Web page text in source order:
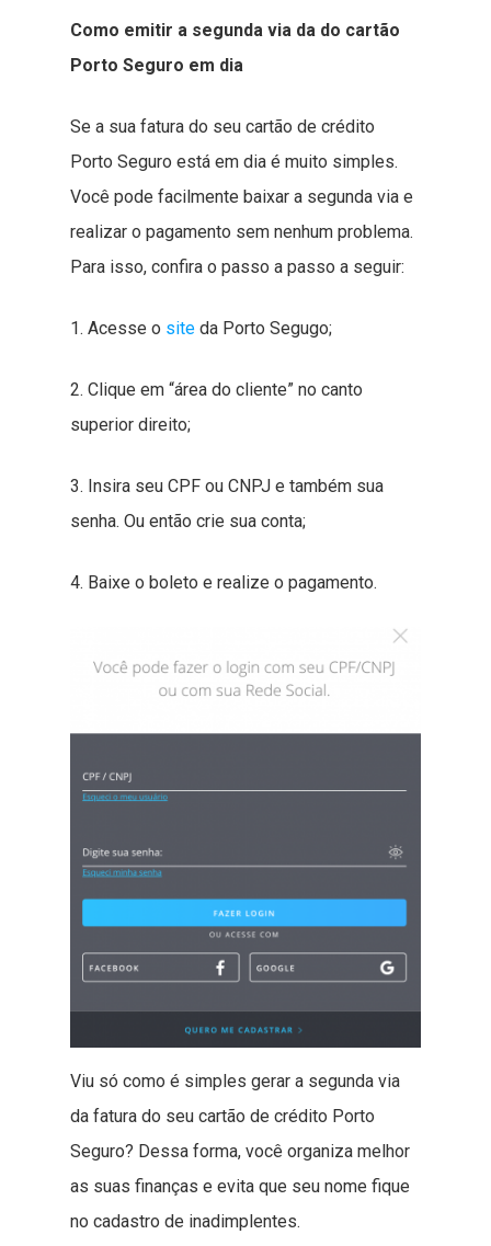
Como emitir a segunda via da do cartão
Porto Seguro em dia
Se a sua fatura do seu cartão de crédito
Porto Seguro está em dia é muito simples.
Você pode facilmente baixar a segunda via e
realizar o pagamento sem nenhum problema.
Para isso, confira o passo a passo a seguir:
1. Acesse o site da Porto Segugo;
2. Clique em “área do cliente” no canto
superior direito;
3. Insira seu CPF ou CNPJ e também sua
senha. Ou então crie sua conta;
4. Baixe o boleto e realize o pagamento.
Viu só como é simples gerar a segunda via
da fatura do seu cartão de crédito Porto
Seguro? Dessa forma, você organiza melhor
as suas finanças e evita que seu nome fique
no cadastro de inadimplentes.